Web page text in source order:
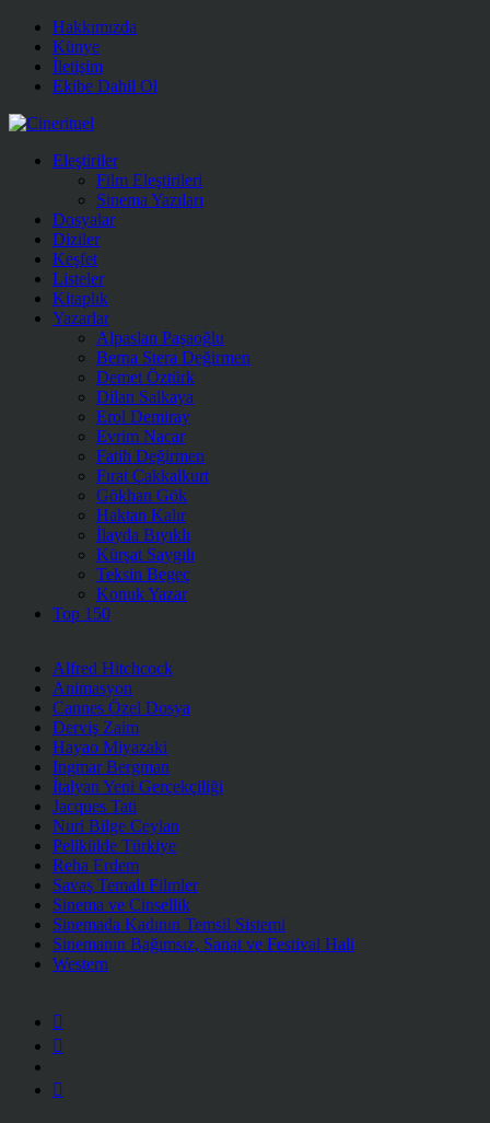
Hakkımızda
Künye
İletişim
Ekibe Dahil Ol
Eleştiriler
Film Eleştirileri
Sinema Yazıları
Dosyalar
Diziler
Keşfet
Listeler
Kitaplık
Yazarlar
Alpaslan Paşaoğlu
Berna Stera Değirmen
Demet Öztürk
Dilan Salkaya
Erol Demiray
Evrim Nacar
Fatih Değirmen
Fırat Çakkalkurt
Gökhan Gök
Haktan Kalır
İlayda Bıyıklı
Kürşat Saygılı
Teksin Begeç
Konuk Yazar
Top 150
Alfred Hitchcock
Animasyon
Cannes Özel Dosya
Derviş Zaim
Hayao Miyazaki
Ingmar Bergman
İtalyan Yeni Gerçekçiliği
Jacques Tati
Nuri Bilge Ceylan
Pelikülde Türkiye
Reha Erdem
Savaş Temalı Filmler
Sinema ve Cinsellik
Sinemada Kadının Temsil Sistemi
Sinemanın Bağımsız, Sanat ve Festival Hali
Western